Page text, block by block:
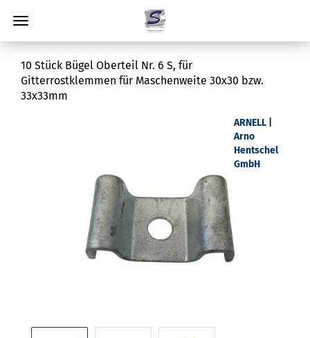
10 Stück Bügel Oberteil Nr. 6 S, für
Gitterrostklemmen für Maschenweite 30x30 bzw.
33x33mm
ARNELL |
Arno
Hentschel
GmbH